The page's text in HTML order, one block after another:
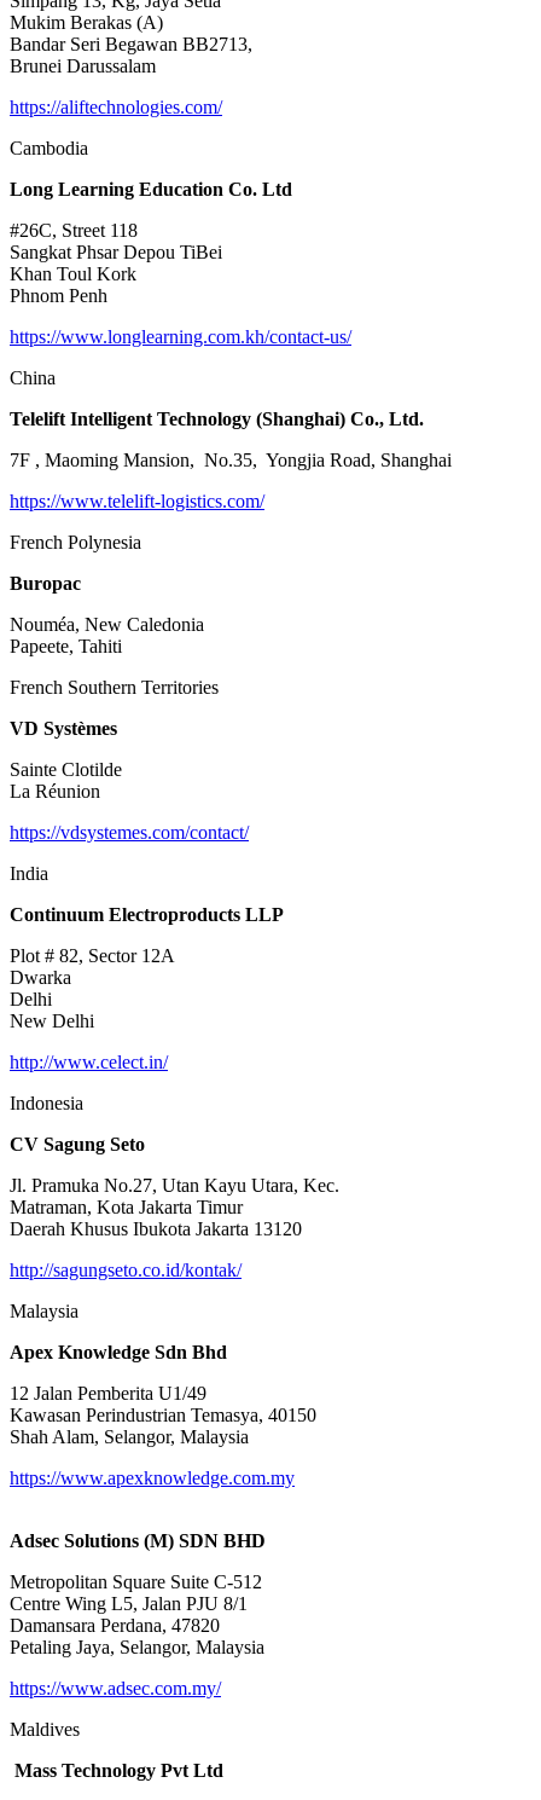
Mukim Berakas (A)
Bandar Seri Begawan BB2713,
Brunei Darussalam
https://aliftechnologies.com/
Cambodia
Long Learning Education Co. Ltd
#26C, Street 118
Sangkat Phsar Depou TiBei
Khan Toul Kork
Phnom Penh
https://www.longlearning.com.kh/contact-us/
China
Telelift Intelligent Technology (Shanghai) Co., Ltd.
7F , Maoming Mansion, No.35, Yongjia Road, Shanghai
https://www.telelift-logistics.com/
French Polynesia
Buropac
Nouméa, New Caledonia
Papeete, Tahiti
French Southern Territories
VD Systèmes
Sainte Clotilde
La Réunion
https://vdsystemes.com/contact/
India
Continuum Electroproducts LLP
Plot # 82, Sector 12A
Dwarka
Delhi
New Delhi
http://www.celect.in/
Indonesia
CV Sagung Seto
Jl. Pramuka No.27, Utan Kayu Utara, Kec.
Matraman, Kota Jakarta Timur
Daerah Khusus Ibukota Jakarta 13120
http://sagungseto.co.id/kontak/
Malaysia
Apex Knowledge Sdn Bhd
12 Jalan Pemberita U1/49
Kawasan Perindustrian Temasya, 40150
Shah Alam, Selangor, Malaysia
https://www.apexknowledge.com.my
Adsec Solutions (M) SDN BHD
Metropolitan Square Suite C-512
Centre Wing L5, Jalan PJU 8/1
Damansara Perdana, 47820
Petaling Jaya, Selangor, Malaysia
https://www.adsec.com.my/
Maldives
Mass Technology Pvt Ltd